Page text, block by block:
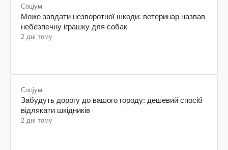
Соціум
Може завдати незворотної шкоди: ветеринар назвав
небезпечну іграшку для собак
2 дні тому
Соціум
Забудуть дорогу до вашого городу: дешевий спосіб
відлякати шкідників
2 дні тому